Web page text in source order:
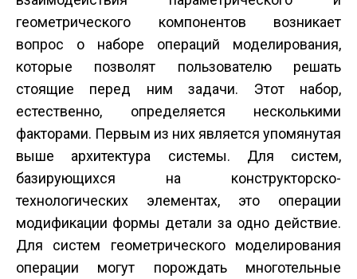
геометрического компонентов возникает
вопрос о наборе операций моделирования,
которые позволят пользователю решать
стоящие перед ним задачи. Этот набор,
естественно, определяется несколькими
факторами. Первым из них является упомянутая
выше архитектура системы. Для систем,
базирующихся на конструкторско-
технологических элементах, это операции
модификации формы детали за одно действие.
Для систем геометрического моделирования
операции могут порождать многотельные